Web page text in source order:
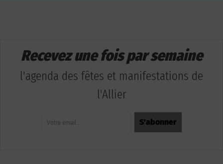
Recevez une fois par semaine
l'agenda des fêtes et manifestations de
l'Allier